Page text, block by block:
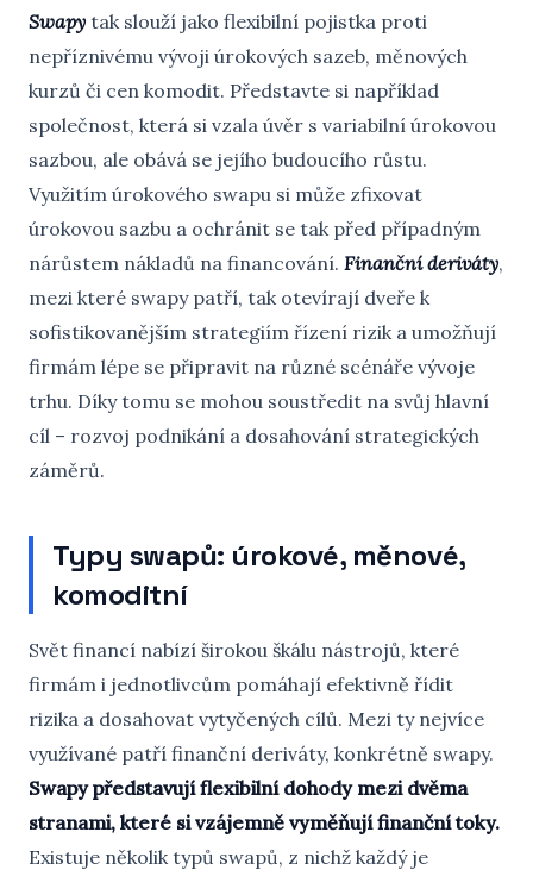
Swapy tak slouží jako flexibilní pojistka proti
nepříznivému vývoji úrokových sazeb, měnových
kurzů či cen komodit. Představte si například
společnost, která si vzala úvěr s variabilní úrokovou
sazbou, ale obává se jejího budoucího růstu.
Využitím úrokového swapu si může zfixovat
úrokovou sazbu a ochránit se tak před případným
nárůstem nákladů na financování. Finanční deriváty,
mezi které swapy patří, tak otevírají dveře k
sofistikovanějším strategiím řízení rizik a umožňují
firmám lépe se připravit na různé scénáře vývoje
trhu. Díky tomu se mohou soustředit na svůj hlavní
cíl – rozvoj podnikání a dosahování strategických
záměrů.
Typy swapů: úrokové, měnové,
komoditní
Svět financí nabízí širokou škálu nástrojů, které
firmám i jednotlivcům pomáhají efektivně řídit
rizika a dosahovat vytyčených cílů. Mezi ty nejvíce
využívané patří finanční deriváty, konkrétně swapy.
Swapy představují flexibilní dohody mezi dvěma
stranami, které si vzájemně vyměňují finanční toky.
Existuje několik typů swapů, z nichž každý je